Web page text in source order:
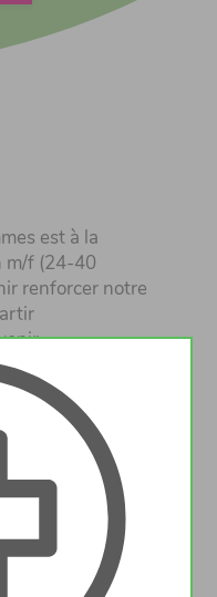
est à la
m/f (24-40
renforcer notre
dynamique et le
le comptoir ou
que la
en
soins et des
interactions